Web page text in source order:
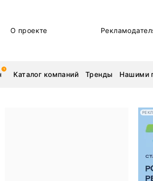
О проекте
Каталог компаний Тренды Нашими
Уголь
MiningWorld